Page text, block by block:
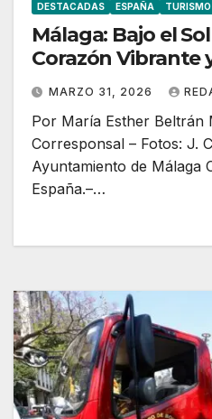
DESTACADAS ESPAÑA TURISMO
Málaga: Bajo el
Corazón Vibrante
MARZO 31, 2026
Por María Esther Beltrán
Corresponsal – Fotos: J.
Ayuntamiento de Málaga
España.–…